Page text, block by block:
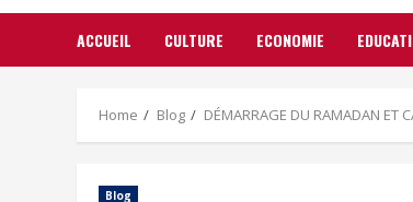
ACCUEIL CULTURE ECONOMIE
Home Blog DÉMARRAGE DU RAMADAN
Blog